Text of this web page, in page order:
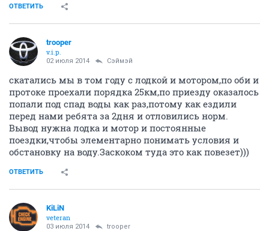
ОТВЕТИТЬ
trooper
v.i.p.
02 июля 2014 Сэймэй
скатались мы в том году с лодкой и мотором,по оби и
протоке проехали порядка 25км,по приезду оказалось
попали под спад воды как раз,потому как ездили
перед нами ребята за 2дня и отловились норм.
Вывод нужна лодка и мотор и постоянные
поездки,чтобы элементарно понимать условия и
обстановку на воду.Заскоком туда это как повезет)))
ОТВЕТИТЬ
KiLiN
veteran
03 июля 2014 trooper